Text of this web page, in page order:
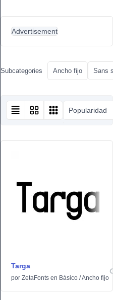
Advertisement
Subcategories Ancho fijo Sans
Popularidad
Targa
por ZetaFonts en Básico /Ancho fijo